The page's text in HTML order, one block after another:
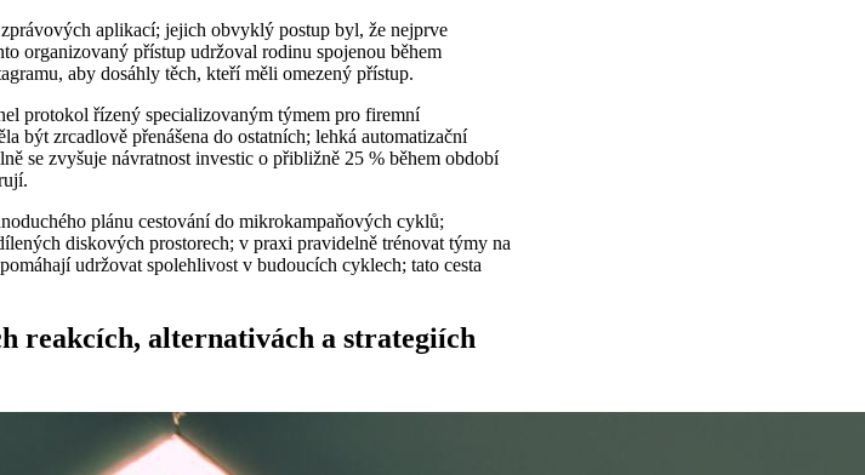
aplikací; jejich obvyklý postup byl, že nejprve
organizovaný přístup udržoval rodinu spojenou během
aby dosáhly těch, kteří měli omezený přístup.
protokol řízený specializovaným týmem pro firemní
být zrcadlově přenášena do ostatních; lehká automatizační
se zvyšuje návratnost investic o přibližně 25 % během období
plánu cestování do mikrokampaňových cyklů;
diskových prostorech; v praxi pravidelně trénovat týmy na
udržovat spolehlivost v budoucích cyklech; tato cesta
reakcích, alternativách a strategiích